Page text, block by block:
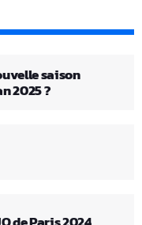
saison
2025 ?